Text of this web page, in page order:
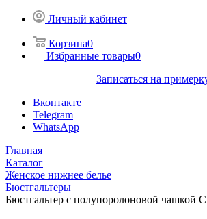
Личный кабинет
Корзина0
Избранные товары0
Записаться на
Вконтакте
Telegram
WhatsApp
Главная
Каталог
Женское нижнее белье
Бюстгальтеры
Бюстгальтер с полупоролоновой чашкой